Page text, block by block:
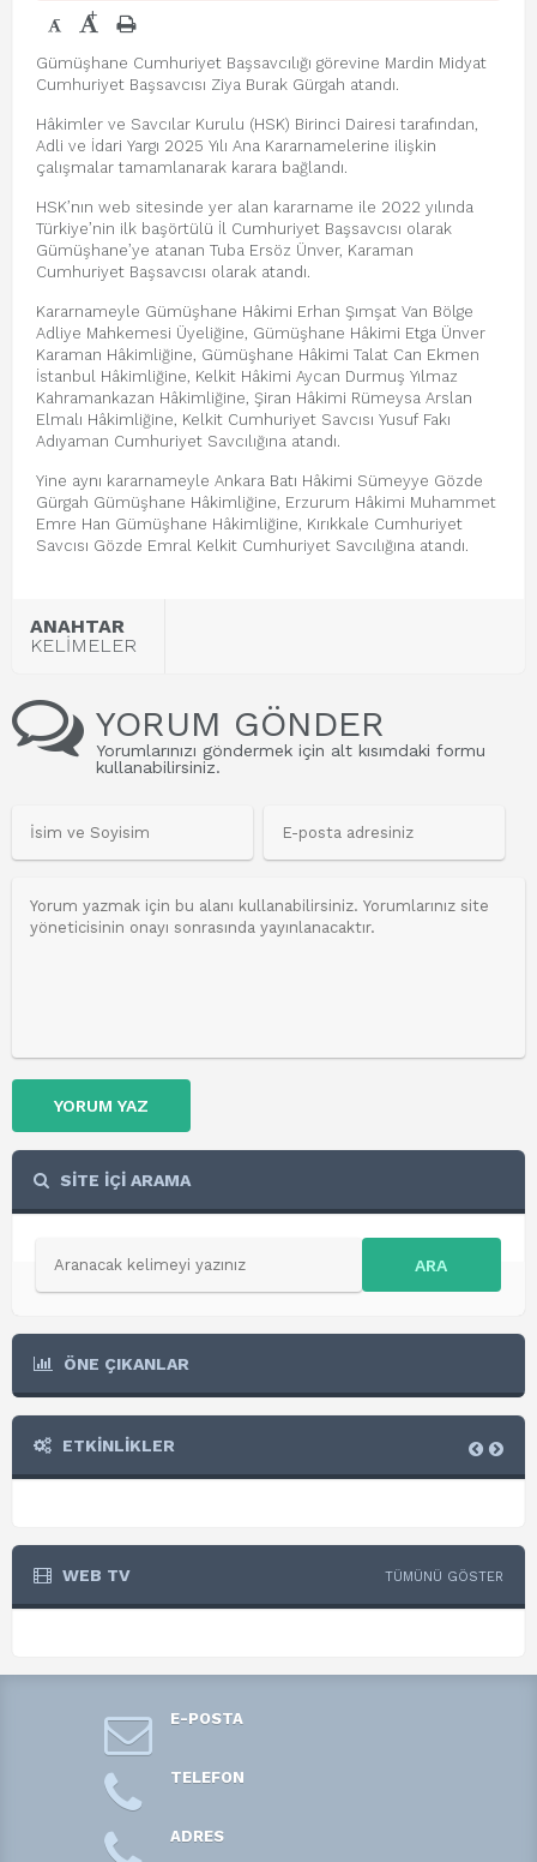
- +
Gümüşhane Cumhuriyet Başsavcılığı görevine Mardin Midyat
Cumhuriyet Başsavcısı Ziya Burak Gürgah atandı.
Hâkimler ve Savcılar Kurulu (HSK) Birinci Dairesi tarafından,
Adli ve İdari Yargı 2025 Yılı Ana Kararnamelerine ilişkin
çalışmalar tamamlanarak karara bağlandı.
HSK’nın web sitesinde yer alan kararname ile 2022 yılında
Türkiye’nin ilk başörtülü İl Cumhuriyet Başsavcısı olarak
Gümüşhane’ye atanan Tuba Ersöz Ünver, Karaman
Cumhuriyet Başsavcısı olarak atandı.
Kararnameyle Gümüşhane Hâkimi Erhan Şımşat Van Bölge
Adliye Mahkemesi Üyeliğine, Gümüşhane Hâkimi Etga Ünver
Karaman Hâkimliğine, Gümüşhane Hâkimi Talat Can Ekmen
İstanbul Hâkimliğine, Kelkit Hâkimi Aycan Durmuş Yılmaz
Kahramankazan Hâkimliğine, Şiran Hâkimi Rümeysa Arslan
Elmalı Hâkimliğine, Kelkit Cumhuriyet Savcısı Yusuf Fakı
Adıyaman Cumhuriyet Savcılığına atandı.
Yine aynı kararnameyle Ankara Batı Hâkimi Sümeyye Gözde
Gürgah Gümüşhane Hâkimliğine, Erzurum Hâkimi Muhammet
Emre Han Gümüşhane Hâkimliğine, Kırıkkale Cumhuriyet
Savcısı Gözde Emral Kelkit Cumhuriyet Savcılığına atandı.
ANAHTAR
KELİMELER
YORUM GÖNDER
Yorumlarınızı göndermek için alt kısımdaki formu
kullanabilirsiniz.
YORUM YAZ
SİTE İÇİ ARAMA
ARA
ÖNE ÇIKANLAR
ETKİNLİKLER
WEB TV TÜMÜNÜ GÖSTER
E-POSTA
TELEFON
ADRES